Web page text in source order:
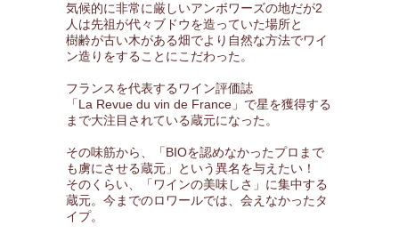
気候的に非常に厳しいアンボワーズの地だが2
人は先祖が代々ブドウを造っていた場所と
樹齢が古い木がある畑でより自然な方法でワイ
ン造りをすることにこだわった。
フランスを代表するワイン評価誌
「La Revue du vin de France」で星を獲得する
まで大注目されている蔵元になった。
その味筋から、「BIOを認めなかったプロまで
も虜にさせる蔵元」という異名を与えたい！
そのくらい、「ワインの美味しさ」に集中する
蔵元。今までのロワールでは、会えなかったタ
イプ。